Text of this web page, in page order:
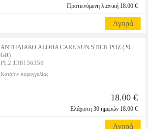
Προτεινόμενη λιανική 18.00 €
Αγορά
ΑΝΤΗΛΙΑΚΟ ALOHA CARE SUN STICK ΡΟΖ (20
GR)
PL2.138156358
Κατόπιν παραγγελίας
18.00 €
Ελάχιστη 30 ημερών 18.00 €
Αγορά